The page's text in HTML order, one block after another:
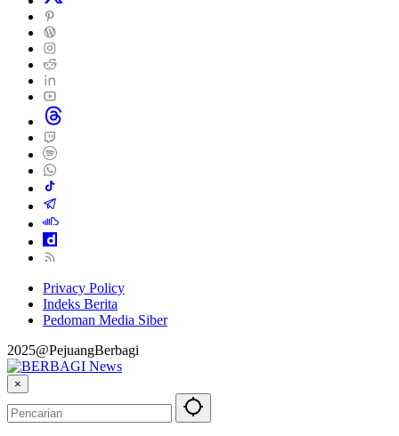
Privacy Policy
Indeks Berita
Pedoman Media Siber
2025@PejuangBerbagi
×